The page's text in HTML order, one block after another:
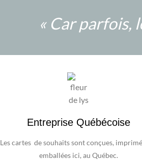
« Car parfois,
Entreprise Québécoise
Les cartes de souhaits sont conçues,
emballées ici, au Québec.